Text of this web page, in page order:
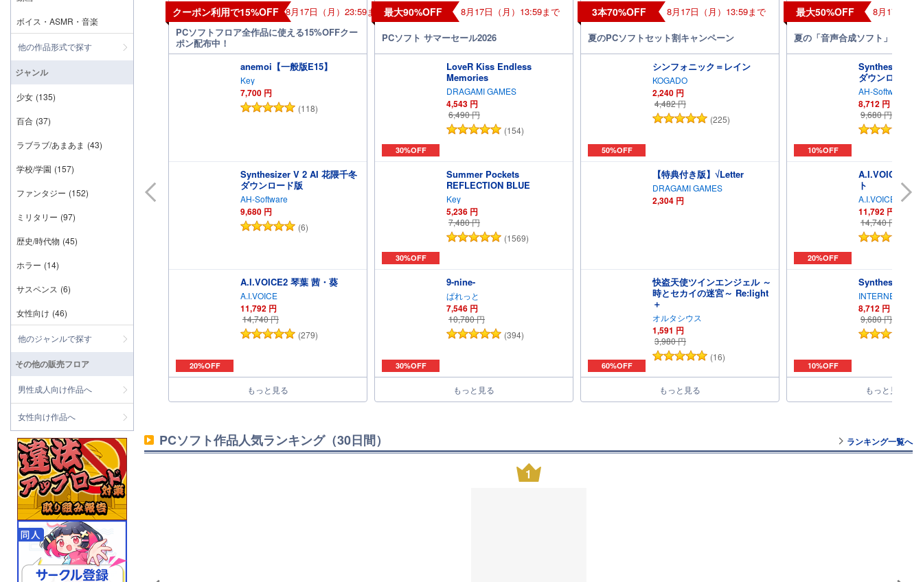
クーポン利用で15%OFF 8月17日（月）23:59まで
PCソフトフロア全作品に使える15%OFFクー
ポン配布中！
anemoi【一般版E15】
Key
7,700 円
(118)
Synthesizer V 2 AI 花隈千冬
ダウンロード版
AH-Software
9,680 円
(6)
20%OFF
A.I.VOICE2 琴葉 茜・葵
A.I.VOICE
11,792 円
14,740円
(279)
もっと見る
最大90%OFF
8月17日（月）13:59まで
PCソフト サマーセール2026
30%OFF
LoveR Kiss Endless
Memories
DRAGAMI GAMES
4,543 円
6,490円
(154)
30%OFF
Summer Pockets
REFLECTION BLUE
Key
5,236 円
7,480円
(1569)
30%OFF
9-nine-
ぱれっと
7,546 円
10,780円
(394)
もっと見る
3本70%OFF
8月17日（月）13:59まで
夏のPCソフトセット割キャンペーン
50%OFF
シンフォニック＝レイン
KOGADO
2,240 円
4,482円
(225)
【特典付き版】√Letter
DRAGAMI GAMES
2,304 円
60%OFF
快盗天使ツインエンジェル ～
時とセカイの迷宮～ Re:light
＋
オルタシウス
1,591 円
3,980円
(16)
もっと見る
最大50%OFF
8月17日（
夏の「音声合成ソフト」割引キ
10%OFF
Synthesizer V
ダウンロード版
AH-Software
8,712 円
9,680円
20%OFF
A.I.VOICE2 鳴
ト
A.I.VOICE
11,792 円
14,740円
10%OFF
Synthesizer V
INTERNET
8,712 円
9,680円
もっと見る
PCソフト作品人気ランキング（30日間） ランキング一覧へ
1
ボイス・ASMR・音楽
他の作品形式で探す
ジャンル
少女 (135)
百合 (37)
ラブラブ/あまあま (43)
学校/学園 (157)
ファンタジー (152)
ミリタリー (97)
歴史/時代物 (45)
ホラー (14)
サスペンス (6)
女性向け (46)
他のジャンルで探す
その他の販売フロア
男性成人向け作品へ
女性向け作品へ